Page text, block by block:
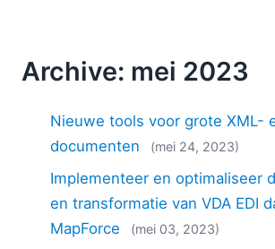
2026
2024
2023
2022
2020
2019
Archive: mei 2023
Nieuwe tools voor grote XML-
documenten
(mei 24, 2023)
Implementeer en optimaliseer
en transformatie van VDA EDI
MapForce
(mei 03, 2023)